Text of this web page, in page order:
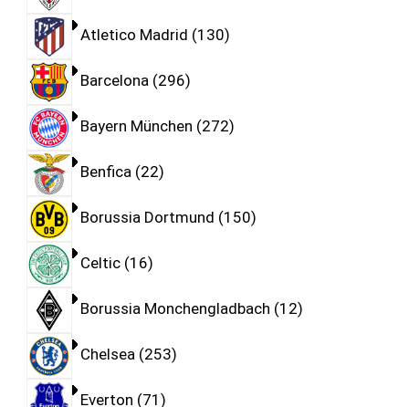
Atletico Madrid 130
Barcelona 296
Bayern München 272
Benfica 22
Borussia Dortmund 150
Celtic 16
Borussia Monchengladbach 12
Chelsea 253
Everton 71